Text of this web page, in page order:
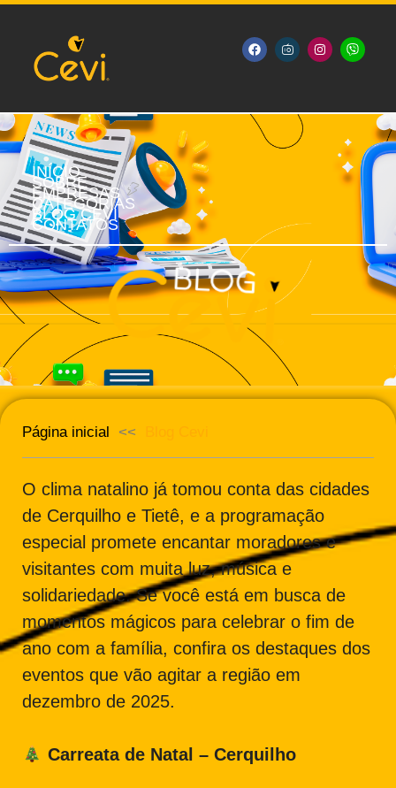
INÍCIO
SOBRE
EMPRESAS
CATEGORIAS
BLOG CEVI
CONTATOS
Página inicial <<
O clima natalino já tomou conta das cidades
de Cerquilho e Tietê, e a programação
especial promete encantar moradores e
visitantes com muita luz, música e
solidariedade. Se você está em busca de
momentos mágicos para celebrar o fim de
ano com a família, confira os destaques dos
eventos que vão agitar a região em
dezembro de 2025.
Carreata de Natal – Cerquilho